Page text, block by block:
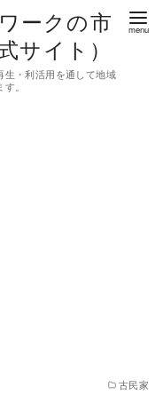
ークの市
サイト）
生・利活用を通して地域
。
古民家